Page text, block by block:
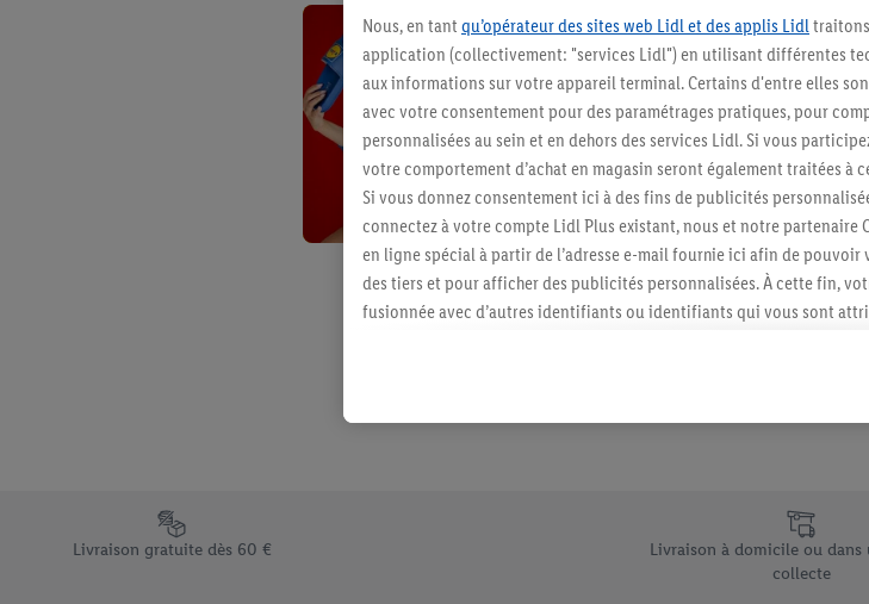
Élément du pied de page avec les différents arguments de vente uniques de Lidl.be
Livraison gratuite dès 60 €
Livraison à domicile ou
collecte
Nous, en tant qu’opérateur des sites web Lidl et des applis Lidl
application (collectivement: "services Lidl") en utilisant différentes
aux informations sur votre appareil terminal. Certains d'entre elles
avec votre consentement pour des paramétrages pratiques, pour
personnalisées au sein et en dehors des services Lidl. Si vous
votre comportement d’achat en magasin seront également traitées à
Si vous donnez consentement ici à des fins de publicités
connectez à votre compte Lidl Plus existant, nous et notre
en ligne spécial à partir de l’adresse e-mail fournie ici afin de
des tiers et pour afficher des publicités personnalisées. À cette fin,
fusionnée avec d’autres identifiants ou identifiants qui vous sont
vous avez montré de l’intérêt (par exemple en plaçant le produit
l’achat) peuvent également être affichées sur plusieurs apppareils
plusieurs services de Lidl peuvent vous être attribués en utilisant
En cliquant sur « Refuser », vous pouvez autoriser uniquement
« Accepter », vous autorisez tous les traitements pour toutes les